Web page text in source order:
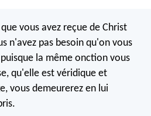
vous avez reçue de Christ
n'avez pas besoin qu'on vous
la même onction vous
qu'elle est véridique et
vous demeurerez en lui